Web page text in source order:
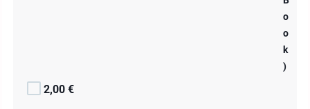
o
o
k
)
2,00 €